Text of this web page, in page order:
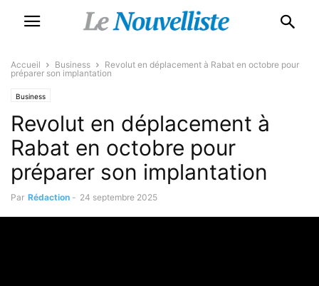
Accueil Business
Revolut en déplacement à Rabat en octobre pour
préparer son implantation
Business
Revolut en déplacement à
Rabat en octobre pour
préparer son implantation
Par Rédaction - 24 septembre 2025